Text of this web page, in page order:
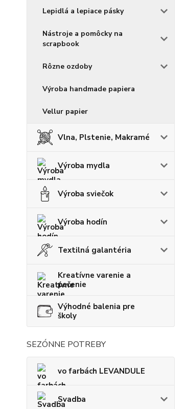
Lepidlá a lepiace pásky
Nástroje a pomôcky na
scrapbook
Rôzne ozdoby
Výroba handmade papiera
Vellur papier
Vlna, Plstenie, Makramé
Výroba mydla
Výroba sviečok
Výroba hodín
Textilná galantéria
Kreatívne varenie a
pečenie
Výhodné balenia pre
školy
SEZÓNNE POTREBY
vo farbách LEVANDULE
Svadba